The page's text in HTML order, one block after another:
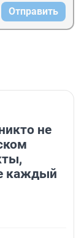
Отправить
не
каждый